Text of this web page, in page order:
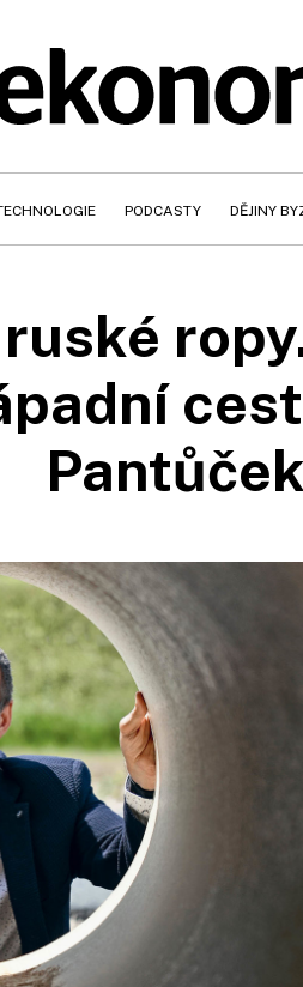
PODCASTY DĚJINY
Pantůček